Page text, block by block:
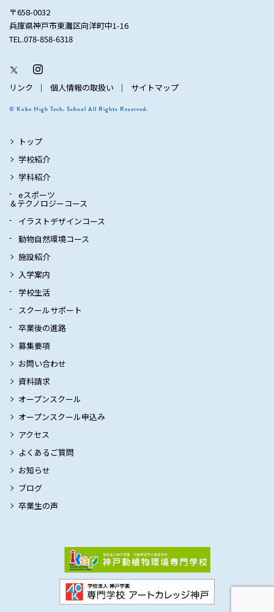
〒658-0032
兵庫県神戸市東灘区向洋町中1-16
TEL.078-858-6318
リンク 個人情報の取扱い サイトマップ
© Kobe High Tech. School All Rights Reserved.
トップ
学校紹介
学科紹介
eスポーツ
＆テクノロジーコース
イラストデザインコース
動物自然環境コース
施設紹介
入学案内
学校生活
スクールサポート
卒業後の進路
募集要項
お問い合わせ
資料請求
オープンスクール
オープンスクール申込み
アクセス
よくあるご質問
お知らせ
ブログ
卒業生の声